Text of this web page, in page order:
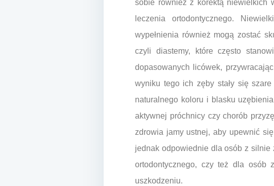
sobie również z korektą niewielkich
leczenia ortodontycznego.
wypełnienia również mogą zostać
czyli diastemy, które często
dopasowanych licówek,
wyniku tego ich zęby stały się
naturalnego koloru i blasku
aktywnej próchnicy czy chorób
zdrowia jamy ustnej, aby upewnić
jednak odpowiednie dla osób z silnie
ortodontycznego, czy też dla osób
uszkodzeniu.